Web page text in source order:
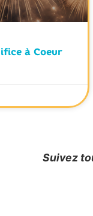
à Coeur
Suivez